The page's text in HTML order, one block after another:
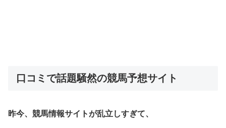
口コミで話題騒然の競馬予想サイト
昨今、競馬情報サイトが乱立しすぎて、